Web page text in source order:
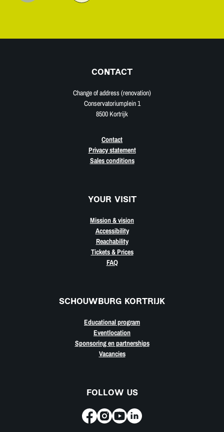
CONTACT
Change of address (renovation)
Conservatoriumplein 1
8500 Kortrijk
Contact
Privacy statement
Sales conditions
YOUR VISIT
Mission & vision
Accessibility
Reachability
Tickets & Prices
FAQ
SCHOUWBURG KORTRIJK
Educational program
Eventlocation
Sponsoring en partnerships
Vacancies
FOLLOW US